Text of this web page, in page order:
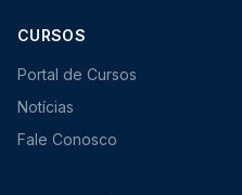
CURSOS
Portal de Cursos
Notícias
Fale Conosco